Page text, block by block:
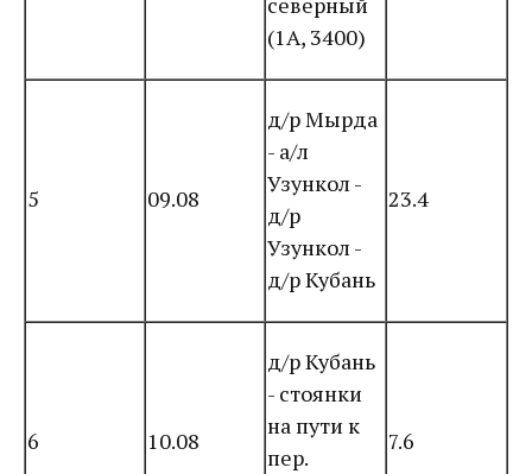
(1А, 3400)
5 09.08
д/р Мырда
- а/л
Узункол -
д/р
Узункол -
д/р Кубань
23.4
6 10.08
д/р Кубань
- стоянки
на пути к
пер.
7.6